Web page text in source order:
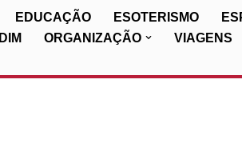
EDUCAÇÃO ESOTERISMO
ORGANIZAÇÃO VIAGENS